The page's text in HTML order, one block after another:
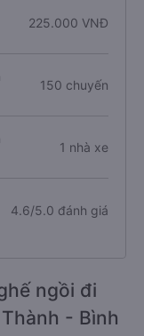
225.000 VNĐ
150 chuyến
1 nhà xe
4.6/5.0 đánh giá
ngồi đi
- Bình